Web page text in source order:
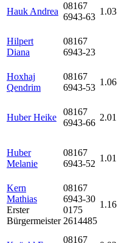
Hauk Andrea
08167
6943-63
1.03
Hilpert
Diana
08167
6943-23
Hoxhaj
Qendrim
08167
6943-53
1.06
Huber Heike
08167
6943-66
2.01
Huber
Melanie
08167
6943-52
1.01
Kern
Mathias
Erster
Bürgermeister
08167
6943-30
0175
2614485
1.16
08167